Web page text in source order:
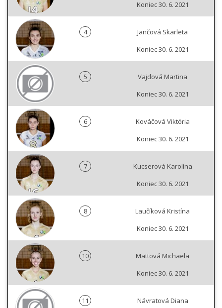
Koniec 30. 6. 2021
4
Jančová Skarleta
Koniec 30. 6. 2021
5
Vajdová Martina
Koniec 30. 6. 2021
6
Kováčová Viktória
Koniec 30. 6. 2021
7
Kucserová Karolína
Koniec 30. 6. 2021
8
Laučíková Kristína
Koniec 30. 6. 2021
10
Mattová Michaela
Koniec 30. 6. 2021
11
Návratová Diana